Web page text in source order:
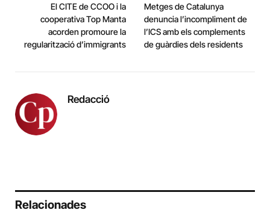
El CITE de CCOO i la
cooperativa Top Manta
acorden promoure la
regularització d’immigrants
Metges de Catalunya
denuncia l’incompliment de
l’ICS amb els complements
de guàrdies dels residents
Redacció
Relacionades